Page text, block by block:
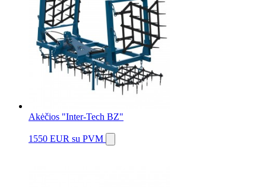
Akėčios "Inter-Tech BZ"
1550 EUR su PVM